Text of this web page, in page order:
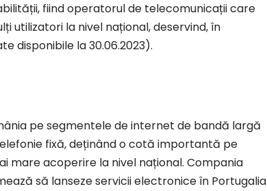
fiind operatorul de telecomunicații care
utilizatori la nivel național, deservind, în
disponibile la 30.06.2023).
pe segmentele de internet de bandă largă
fixă, deținând o cotă importantă pe
mare acoperire la nivel național. Compania
să lanseze servicii electronice în Portugalia